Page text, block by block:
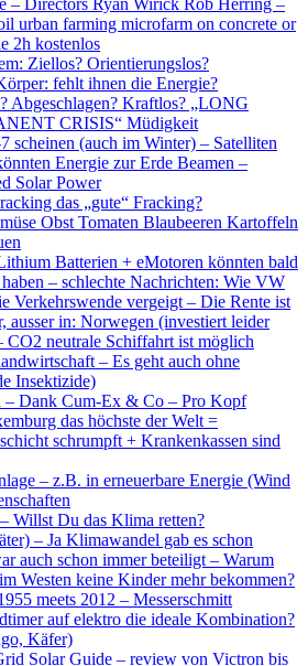
– Directors Ryan Wirick Rob Herring –
urban farming microfarm on concrete or
2h kostenlos
Ziellos? Orientierungslos?
fehlt ihnen die Energie?
Abgeschlagen? Kraftlos? „LONG
CRISIS“ Müdigkeit
scheinen (auch im Winter) – Satelliten
Energie zur Erde Beamen –
Solar Power
das „gute“ Fracking?
Obst Tomaten Blaubeeren Kartoffeln
Batterien + eMotoren könnten bald
– schlechte Nachrichten: Wie VW
Verkehrswende vergeigt – Die Rente ist
ausser in: Norwegen (investiert leider
neutrale Schiffahrt ist möglich
– Es geht auch ohne
Insektizide)
– Dank Cum-Ex & Co – Pro Kopf
das höchste der Welt =
schrumpft + Krankenkassen sind
– z.B. in erneuerbare Energie (Wind
Willst Du das Klima retten?
– Ja Klimawandel gab es schon
auch schon immer beteiligt – Warum
Westen keine Kinder mehr bekommen?
meets 2012 – Messerschmitt
auf elektro die ideale Kombination?
Käfer)
Solar Guide – review von Victron bis